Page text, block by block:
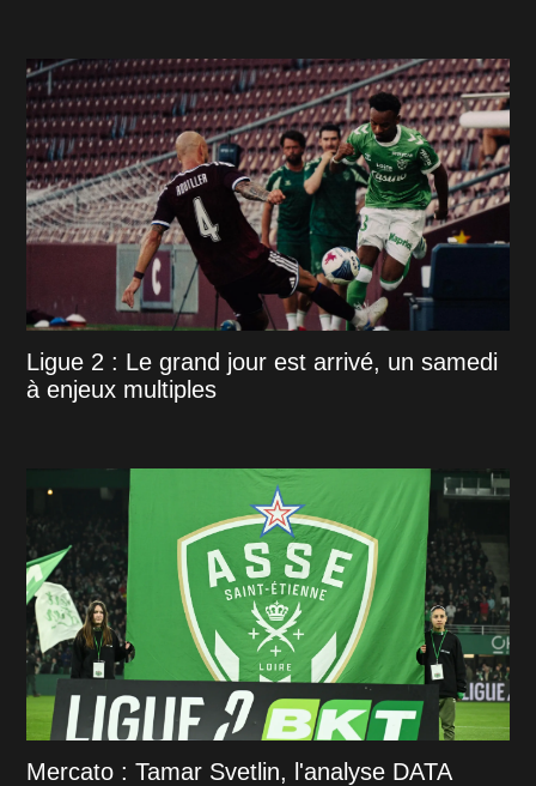
Ligue 2 : Le grand jour est arrivé, un samedi
à enjeux multiples
Mercato : Tamar Svetlin, l'analyse DATA